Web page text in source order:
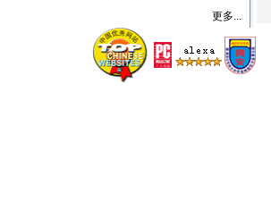
更多...